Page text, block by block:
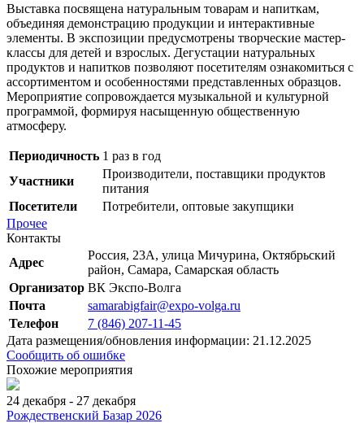
Выставка посвящена натуральным товарам и напиткам,
объединяя демонстрацию продукции и интерактивные
элементы. В экспозиции предусмотрены творческие мастер-
классы для детей и взрослых. Дегустации натуральных
продуктов и напитков позволяют посетителям ознакомиться с
ассортиментом и особенностями представленных образцов.
Мероприятие сопровождается музыкальной и культурной
программой, формируя насыщенную общественную
атмосферу.
Периодичность 1 раз в год
Участники
Производители, поставщики продуктов
питания
Посетители
Потребители, оптовые закупщики
Прочее
Контакты
Адрес
Россия, 23А, улица Мичурина, Октябрьский
район, Самара, Самарская область
Организатор ВК Экспо-Волга
Почта
samarabigfair@expo-volga.ru
Телефон
7 (846) 207-11-45
Дата размещения/обновления информации: 21.12.2025
Сообщить об ошибке
Похожие мероприятия
24 декабря - 27 декабря
Рождественский Базар 2026